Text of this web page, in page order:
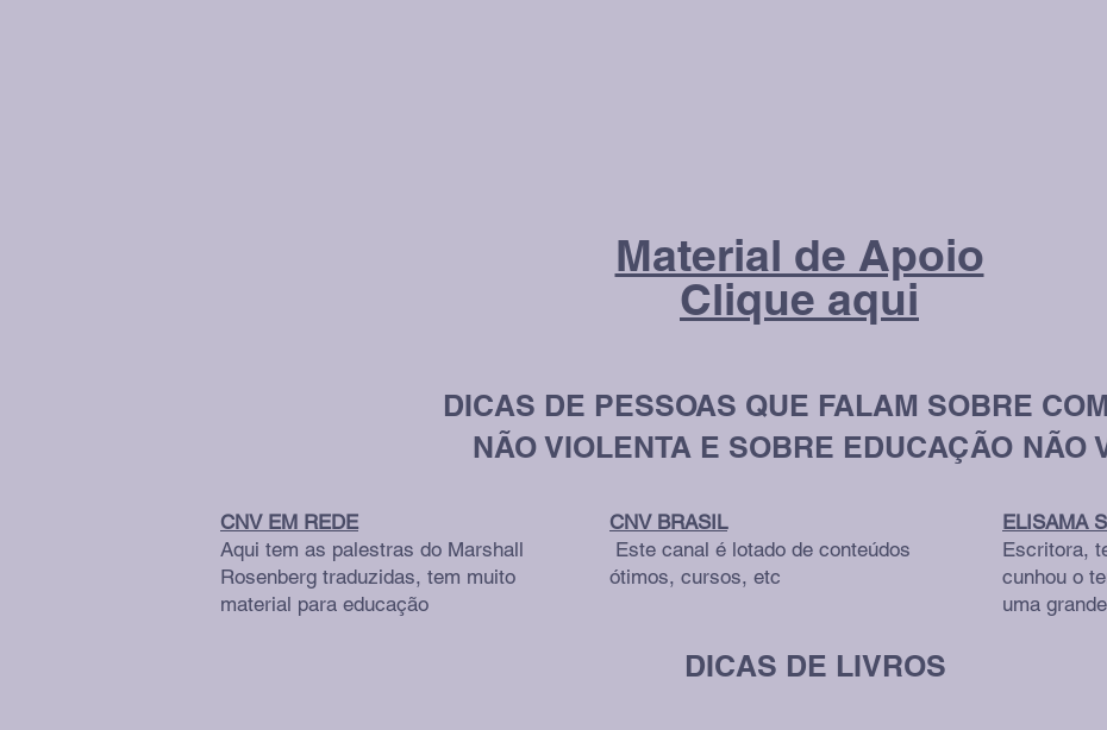
Material de Apoio
Clique aqui
DICAS DE PESSOAS QUE FALAM SOBRE
NÃO VIOLENTA E SOBRE EDUCAÇÃO NÃO
CNV EM REDE
Aqui tem as palestras do Marshall
Rosenberg traduzidas, tem muito
material para educação
CNV BRASIL
Este canal é lotado de conteúdos
ótimos, cursos, etc
ELISAMA
Escritora,
cunhou o
uma
DICAS DE LIVROS